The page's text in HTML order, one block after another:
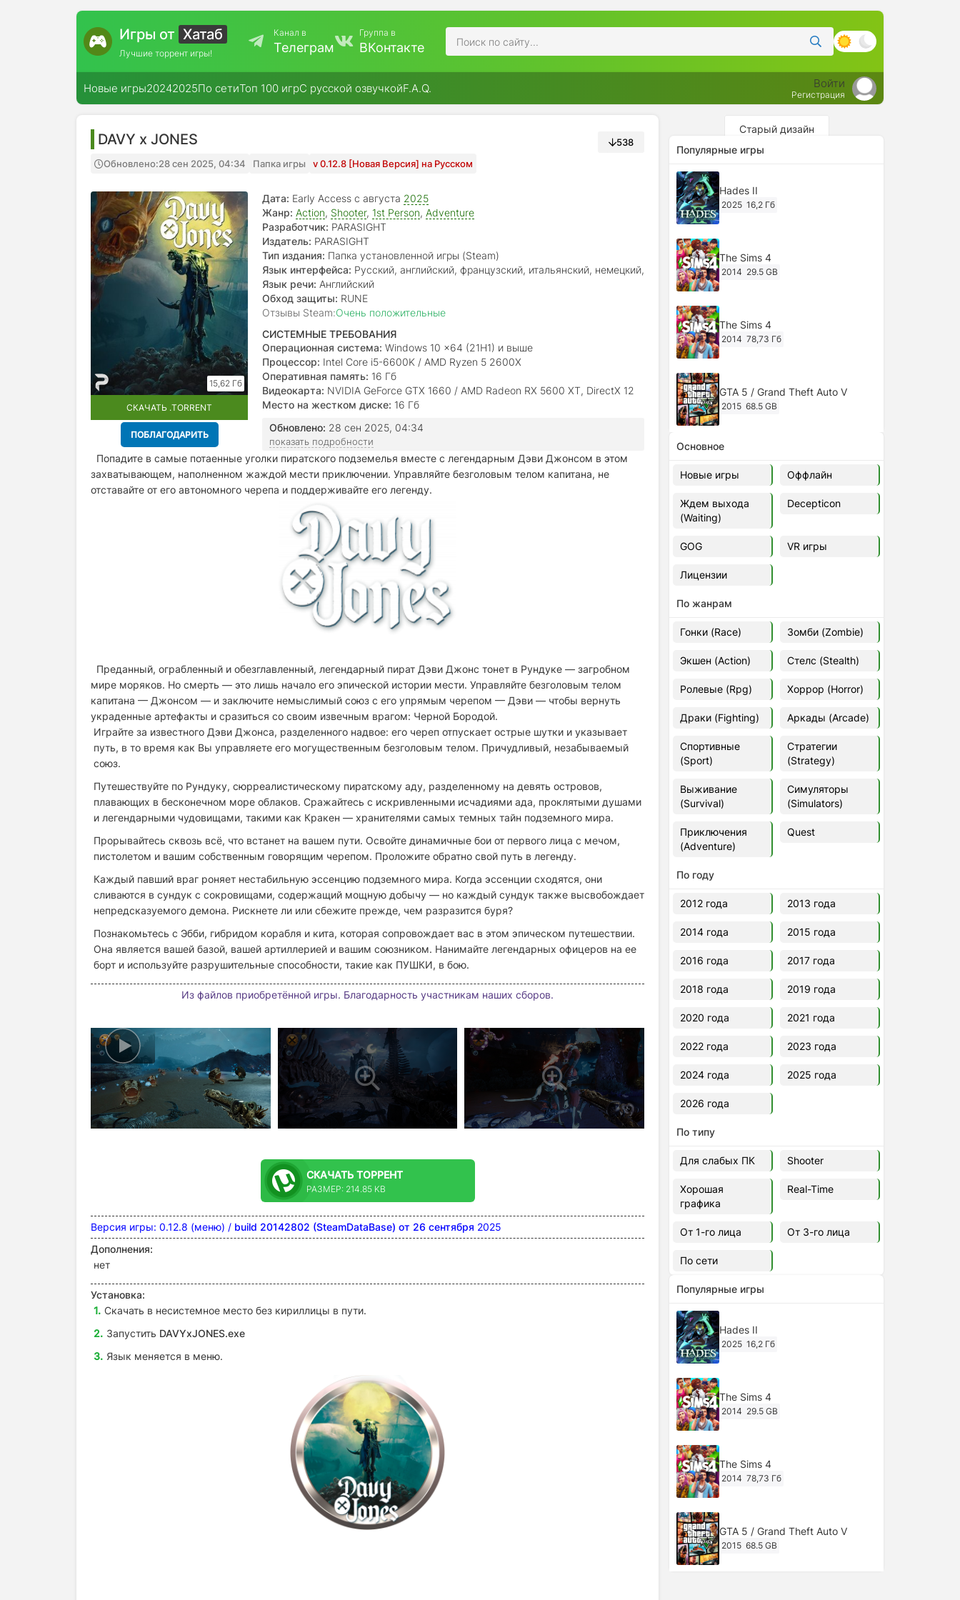
Игры от Хатаб
Лучшие торрент игры!
Канал в
Телеграм
Группа в
ВКонтакте
Новые игры20242025По сетиТоп 100 игрС русской озвучкойF.A.Q. Войти
Регистрация
DAVY x JONES
Обновлено:28 сен 2025, 04:34 Папка игры v 0.12.8 [Новая Версия] на Русском
538
15,62 Гб
СКАЧАТЬ .TORRENT
ПОБЛАГОДАРИТЬ
Дата: Early Access с августа 2025
Жанр: Action, Shooter, 1st Person, Adventure
Разработчик: PARASIGHT
Издатель: PARASIGHT
Тип издания: Папка установленной игры (Steam)
Язык интерфейса: Русский, английский, французский, итальянский, немецкий,
польский, испанский, португальский, японский, китайский
Язык речи: Английский
Обход защиты: RUNE
Отзывы Steam:Очень положительные
СИСТЕМНЫЕ ТРЕБОВАНИЯ
Операционная система: Windows 10 x64 (21H1) и выше
Процессор: Intel Core i5-6600K / AMD Ryzen 5 2600X
Оперативная память: 16 Гб
Видеокарта: NVIDIA GeForce GTX 1660 / AMD Radeon RX 5600 XT, DirectX 12
Место на жестком диске: 16 Гб
Обновлено: 28 сен 2025, 04:34
показать подробности
Попадите в самые потаенные уголки пиратского подземелья вместе с легендарным Дэви Джонсом в этом
захватывающем, наполненном жаждой мести приключении. Управляйте безголовым телом капитана, не
отставайте от его автономного черепа и поддерживайте его легенду.
Преданный, ограбленный и обезглавленный, легендарный пират Дэви Джонс тонет в Рундуке — загробном
мире моряков. Но смерть — это лишь начало его эпической истории мести. Управляйте безголовым телом
капитана — Джонсом — и заключите немыслимый союз с его упрямым черепом — Дэви — чтобы вернуть
украденные артефакты и сразиться со своим извечным врагом: Черной Бородой.
Играйте за известного Дэви Джонса, разделенного надвое: его череп отпускает острые шутки и указывает
путь, в то время как Вы управляете его могущественным безголовым телом. Причудливый, незабываемый
союз.
Путешествуйте по Рундуку, сюрреалистическому пиратскому аду, разделенному на девять островов,
плавающих в бесконечном море облаков. Сражайтесь с искривленными исчадиями ада, проклятыми душами
и легендарными чудовищами, такими как Кракен — хранителями самых темных тайн подземного мира.
Прорывайтесь сквозь всё, что встанет на вашем пути. Освойте динамичные бои от первого лица с мечом,
пистолетом и вашим собственным говорящим черепом. Проложите обратно свой путь в легенду.
Каждый павший враг роняет нестабильную эссенцию подземного мира. Когда эссенции сходятся, они
сливаются в сундук с сокровищами, содержащий мощную добычу — но каждый сундук также высвобождает
непредсказуемого демона. Рискнете ли или сбежите прежде, чем разразится буря?
Познакомьтесь с Эбби, гибридом корабля и кита, которая сопровождает вас в этом эпическом путешествии.
Она является вашей базой, вашей артиллерией и вашим союзником. Нанимайте легендарных офицеров на ее
борт и используйте разрушительные способности, такие как ПУШКИ, в бою.
Из файлов приобретённой игры. Благодарность участникам наших сборов.
СКАЧАТЬ ТОРРЕНТ
РАЗМЕР: 214.85 KB
Версия игры: 0.12.8 (меню) / build 20142802 (SteamDataBase) от 26 сентября 2025
Дополнения:
нет
Установка:
Скачать в несистемное место без кириллицы в пути.
Запустить DAVYxJONES.exe
Язык меняется в меню.
Старый дизайн
Популярные игры
Hades II
2025 16,2 Гб
The Sims 4
2014 29.5 GB
The Sims 4
2014 78,73 Гб
GTA 5 / Grand Theft Auto V
2015 68.5 GB
Ghost of Tsushima: Director's Cut
v.1053.8.1023.1614 [RePack
Decepticon] (2024)
2024
Cyberpunk 2077
49.4 GB
Ghost of Tsushima: Director's Cut
v.1053.9.0623.1807 [Папка
Euro Truck Simulator 2 v.1.60.1.7s
[Папка игры] (2012)
37,77 Гб
Forza Horizon 5 v.688.044
[Папка игры] (2021)
2021
V Rising
2024
Основное
Новые игры Оффлайн
Ждем выхода
(Waiting)
Decepticon
GOG VR игры
Лицензии
По жанрам
Гонки (Race) Зомби (Zombie)
Экшен (Action) Стелс (Stealth)
Ролевые (Rpg) Хоррор (Horror)
Драки (Fighting) Аркады (Arcade)
Спортивные
(Sport)
Стратегии
(Strategy)
Выживание
(Survival)
Симуляторы
(Simulators)
Приключения
(Adventure)
Quest
По году
2012 года 2013 года
2014 года 2015 года
2016 года 2017 года
2018 года 2019 года
2020 года 2021 года
2022 года 2023 года
2024 года 2025 года
2026 года
По типу
Для слабых ПК Shooter
Хорошая
графика
Real-Time
От 1-го лица От 3-го лица
По сети
Популярные игры
Hades II
2025 16,2 Гб
The Sims 4
2014 29.5 GB
The Sims 4
2014 78,73 Гб
GTA 5 / Grand Theft Auto V
2015 68.5 GB